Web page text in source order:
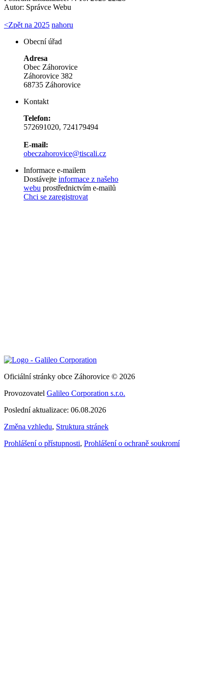
Autor: Správce Webu
<Zpět na 2025 nahoru
Obecní úřad
Adresa
Obec Záhorovice
Záhorovice 382
68735 Záhorovice
Kontakt
Telefon:
572691020, 724179494
E-mail:
obeczahorovice@tiscali.cz
Informace e-mailem
Dostávejte informace z našeho
webu prostřednictvím e-mailů
Chci se zaregistrovat
Oficiální stránky obce Záhorovice © 2026
Provozovatel Galileo Corporation s.r.o.
Poslední aktualizace: 06.08.2026
Změna vzhledu, Struktura stránek
Prohlášení o přístupnosti, Prohlášení o ochraně soukromí